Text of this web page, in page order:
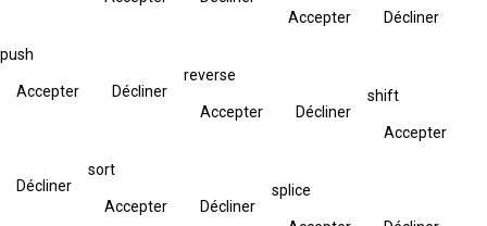
Accepter Décliner
push
Accepter Décliner
reverse
Accepter Décliner
shift
Accepter
Décliner
sort
Accepter Décliner
splice